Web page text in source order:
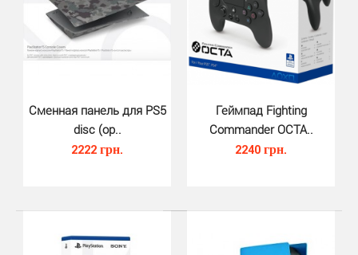
Сменная панель для PS5
disc (ор..
2222 грн.
Геймпад Fighting
Commander OCTA..
2240 грн.